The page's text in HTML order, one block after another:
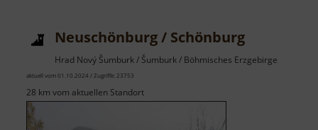
Neuschönburg / Schönburg
Hrad Nový Šumburk / Šumburk / Böhmisches Erzgebirge
aktuell vom 01.10.2024 / Zugriffe: 23753
28 km vom aktuellen Standort